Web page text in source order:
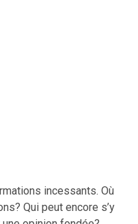
incessants. Où
Qui peut encore s’y